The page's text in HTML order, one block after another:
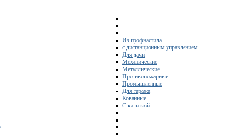
Из профнастила
с дистанционным управлением
Для дачи
Механические
Металлические
Противопожарные
Промышленные
Для гаража
Кованные
С калиткой